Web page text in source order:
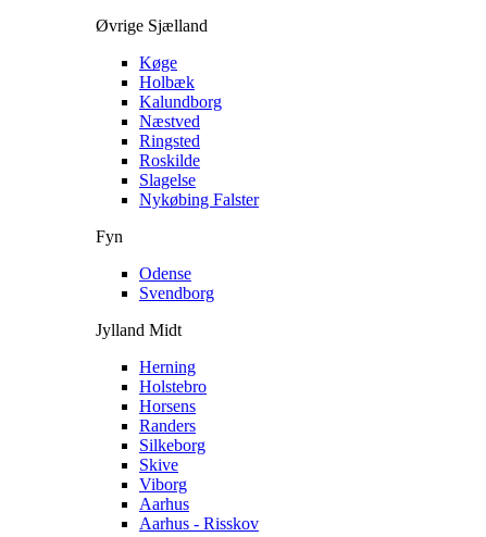
Øvrige Sjælland
Køge
Holbæk
Kalundborg
Næstved
Ringsted
Roskilde
Slagelse
Nykøbing Falster
Fyn
Odense
Svendborg
Jylland Midt
Herning
Holstebro
Horsens
Randers
Silkeborg
Skive
Viborg
Aarhus
Aarhus - Risskov